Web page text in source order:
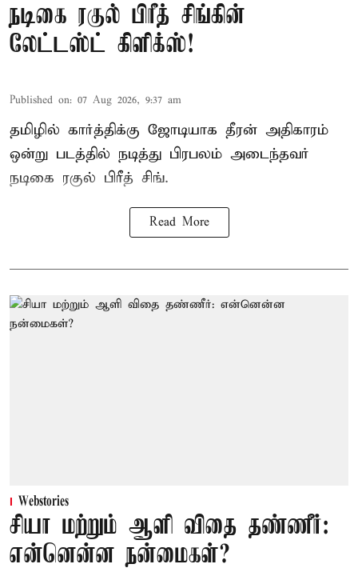
நடிகை ரகுல் பிரீத் சிங்கின்
லேட்டஸ்ட் கிளிக்ஸ்!
Published on: 07 Aug 2026, 9:37 am
தமிழில் கார்த்திக்கு ஜோடியாக தீரன் அதிகாரம்
ஒன்று படத்தில் நடித்து பிரபலம் அடைந்தவர்
நடிகை ரகுல் பிரீத் சிங்.
Read More
Webstories
சியா மற்றும் ஆளி விதை தண்ணீர்:
என்னென்ன நன்மைகள்?